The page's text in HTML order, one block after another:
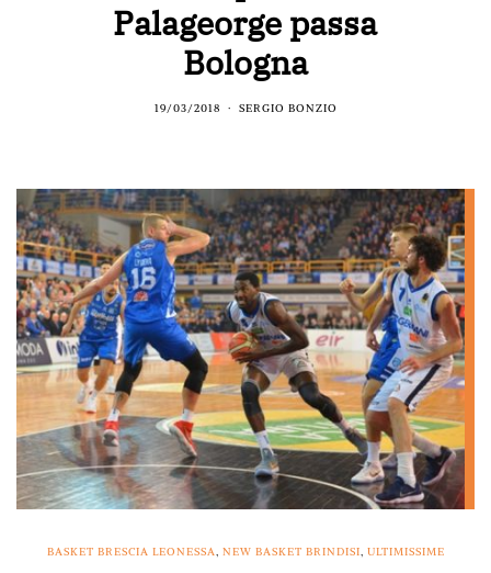
Palageorge passa
Bologna
19/03/2018 SERGIO BONZIO
BASKET BRESCIA LEONESSA, NEW BASKET BRINDISI, ULTIMISSIME